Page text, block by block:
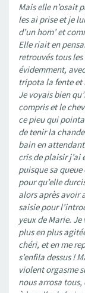
Mais elle n’osait
les ai prise et je
d’un hom’ et
Elle riait en
retrouvés tous
évidemment,
tripota la fente
Je voyais bien
compris et le
ce pieu qui
de tenir la
bain en
cris de plaisir
puisque sa
pour qu’elle
alors après avoir
saisie pour
yeux de Marie.
plus en plus
chéri, et en me
s’enfila dessus !
violent orgasme
nous arrosa tous,